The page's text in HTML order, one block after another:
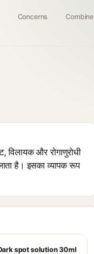
Concerns Combine
और रोगाणुरोधी
है। इसका व्यापक रूप
spot solution 30ml